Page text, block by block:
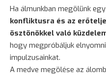
Ha álmunkban megölünk
konfliktusra és az
ösztönökkel való
hogy megpróbáljuk
impulzusainkat.
A medve megölése az